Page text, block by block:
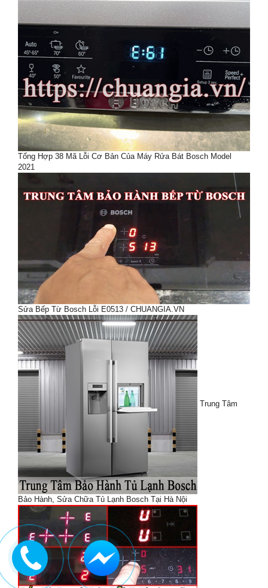
Tổng Hợp 38 Mã Lỗi Cơ Bản Của Máy Rửa Bát Bosch Model
2021
Sửa Bếp Từ Bosch Lỗi E0513 / CHUANGIA.VN
Trung Tâm
Bảo Hành, Sửa Chữa Tủ Lạnh Bosch Tại Hà Nội